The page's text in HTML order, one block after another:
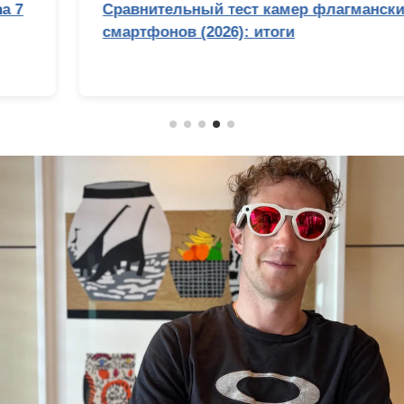
Сравнительный тест камер флагманских
смартфонов (2026): итоги